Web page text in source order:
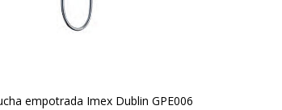
empotrada Imex Dublin GPE006